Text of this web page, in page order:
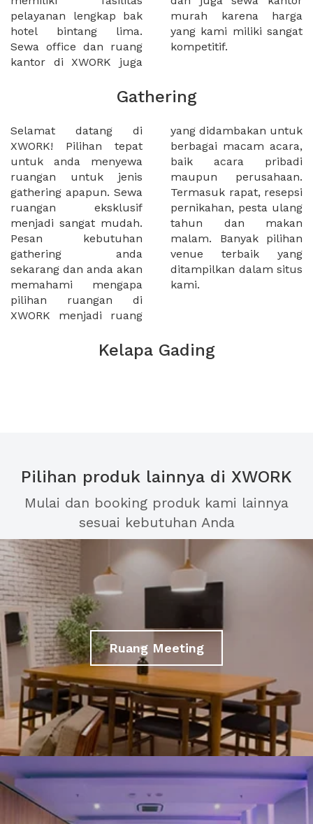
pelayanan lengkap bak
hotel bintang lima.
Sewa office dan ruang
kantor di XWORK juga
murah karena harga
yang kami miliki sangat
kompetitif.
Gathering
Selamat datang di
XWORK! Pilihan tepat
untuk anda menyewa
ruangan untuk jenis
gathering apapun. Sewa
ruangan eksklusif
menjadi sangat mudah.
Pesan kebutuhan
gathering anda
sekarang dan anda akan
memahami mengapa
pilihan ruangan di
XWORK menjadi ruang
yang didambakan untuk
berbagai macam acara,
baik acara pribadi
maupun perusahaan.
Termasuk rapat, resepsi
pernikahan, pesta ulang
tahun dan makan
malam. Banyak pilihan
venue terbaik yang
ditampilkan dalam situs
kami.
Kelapa Gading
Pilihan produk lainnya di XWORK
Mulai dan booking produk kami lainnya
sesuai kebutuhan Anda
Ruang Meeting